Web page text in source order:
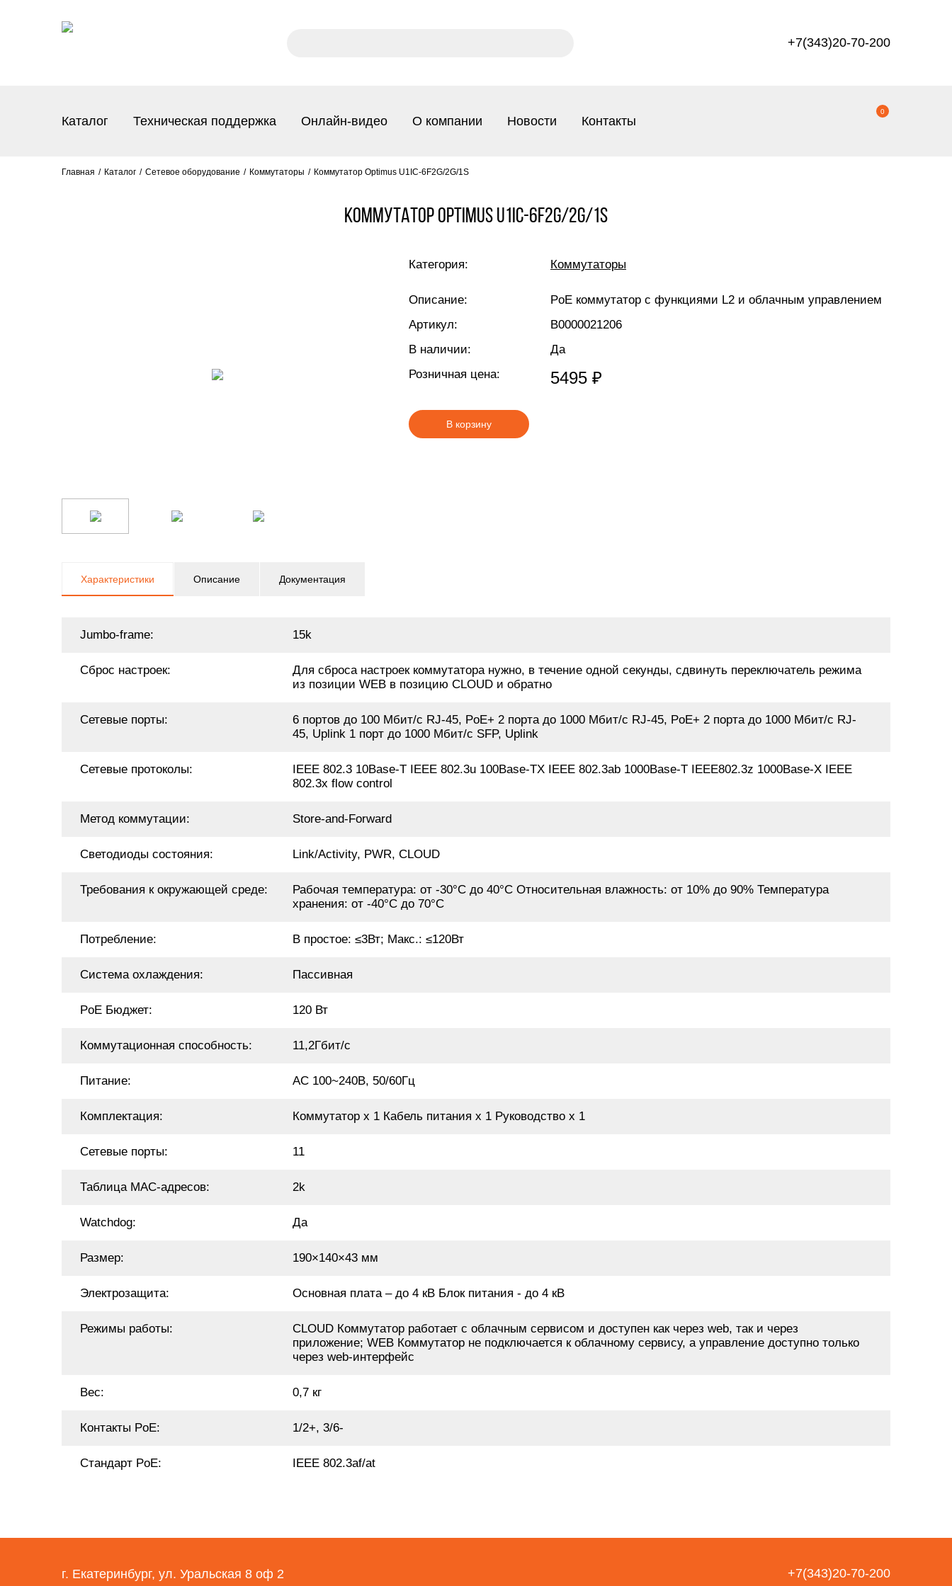
+7(343)20-70-200
Каталог Техническая поддержка Онлайн-видео О компании Новости Контакты
0
Главная Каталог Сетевое оборудование Коммутаторы Коммутатор Optimus U1IC-6F2G/2G/1S
Коммутатор Optimus U1IC-6F2G/2G/1S
Категория: Коммутаторы
Описание:
PoE коммутатор с функциями L2 и облачным управлением
Артикул:
В0000021206
В наличии:
Да
Розничная цена:
5495 ₽
В корзину
Характеристики Описание Документация
Jumbo-frame: 15k
Сброс настроек:
Для сброса настроек коммутатора нужно, в течение одной секунды, сдвинуть переключатель режима
из позиции WEB в позицию CLOUD и обратно
Сетевые порты:
6 портов до 100 Мбит/с RJ-45, PoE+ 2 порта до 1000 Мбит/с RJ-45, PoE+ 2 порта до 1000 Мбит/с RJ-
45, Uplink 1 порт до 1000 Мбит/с SFP, Uplink
Сетевые протоколы:
IEEE 802.3 10Base-T IEEE 802.3u 100Base-TX IEEE 802.3ab 1000Base-T IEEE802.3z 1000Base-X IEEE
802.3x flow control
Метод коммутации: Store-and-Forward
Светодиоды состояния: Link/Activity, PWR, CLOUD
Требования к окружающей среде:
Рабочая температура: от -30°C до 40°C Относительная влажность: от 10% до 90% Температура
хранения: от -40°C до 70°C
Потребление: В простое: ≤3Вт; Макс.: ≤120Вт
Система охлаждения: Пассивная
PoE Бюджет: 120 Вт
Коммутационная способность: 11,2Гбит/с
Питание: АС 100~240В, 50/60Гц
Комплектация: Коммутатор х 1 Кабель питания х 1 Руководство х 1
Сетевые порты: 11
Таблица MAC-адресов: 2k
Watchdog: Да
Размер: 190×140×43 мм
Электрозащита: Основная плата – до 4 кВ Блок питания - до 4 кВ
Режимы работы:
CLOUD Коммутатор работает с облачным сервисом и доступен как через web, так и через
приложение; WEB Коммутатор не подключается к облачному сервису, а управление доступно только
через web-интерфейс
Вес: 0,7 кг
Контакты PoE: 1/2+, 3/6-
Стандарт PoE: IEEE 802.3af/at
г. Екатеринбург, ул. Уральская 8 оф 2 +7(343)20-70-200